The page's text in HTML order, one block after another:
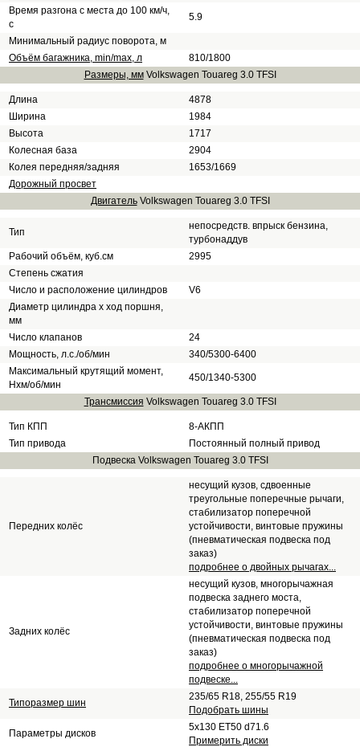
Время разгона с места до 100 км/ч,
с
5.9
Минимальный радиус поворота, м
Объём багажника, min/max, л
810/1800
Размеры, ммVolkswagen Touareg 3.0 TFSI
Длина
4878
Ширина
1984
Высота
1717
Колесная база
2904
Колея передняя/задняя
1653/1669
Дорожный просвет
ДвигательVolkswagen Touareg 3.0 TFSI
Тип
непосредств. впрыск бензина,
турбонаддув
Рабочий объём, куб.см
2995
Степень сжатия
Число и расположение цилиндров
V6
Диаметр цилиндра х ход поршня,
мм
Число клапанов
24
Мощность, л.с./об/мин
340/5300-6400
Максимальный крутящий момент,
Нхм/об/мин
450/1340-5300
Трансмиссия Volkswagen Touareg 3.0 TFSI
Тип КПП
8-АКПП
Тип привода
Постоянный полный привод
Подвеска Volkswagen Touareg 3.0 TFSI
Передних колёс
несущий кузов, сдвоенные
треугольные поперечные рычаги,
стабилизатор поперечной
устойчивости, винтовые пружины
(пневматическая подвеска под
заказ)
подробнее о двойных рычагах...
Задних колёс
несущий кузов, многорычажная
подвеска заднего моста,
стабилизатор поперечной
устойчивости, винтовые пружины
(пневматическая подвеска под
заказ)
подробнее о многорычажной
подвеске...
Типоразмер шин
235/65 R18, 255/55 R19
Подобрать шины
Параметры дисков
5x130 ET50 d71.6
Примерить диски